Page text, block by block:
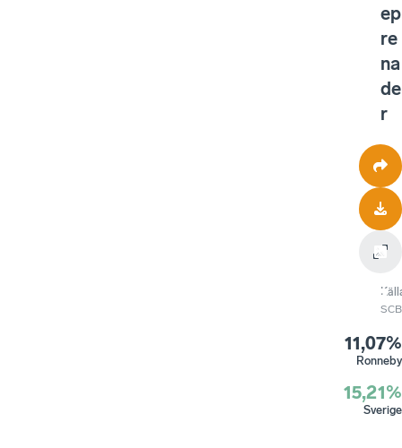
ep
re
na
de
r
SCB
11,07%
Ronneby
15,21%
Sverige